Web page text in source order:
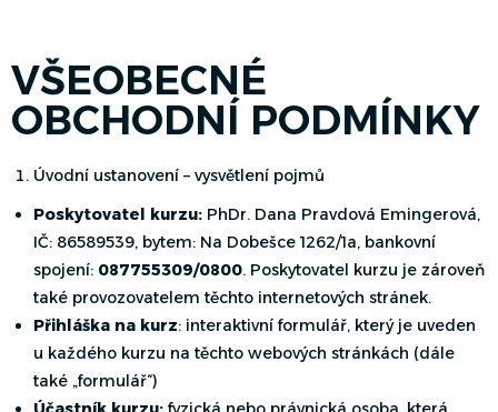
VŠEOBECNÉ
OBCHODNÍ PODMÍNKY
Úvodní ustanovení – vysvětlení pojmů
Poskytovatel kurzu: PhDr. Dana Pravdová Emingerová,
IČ: 86589539, bytem: Na Dobešce 1262/1a, bankovní
spojení: 087755309/0800. Poskytovatel kurzu je zároveň
také provozovatelem těchto internetových stránek.
Přihláška na kurz: interaktivní formulář, který je uveden
u každého kurzu na těchto webových stránkách (dále
také „formulář“)